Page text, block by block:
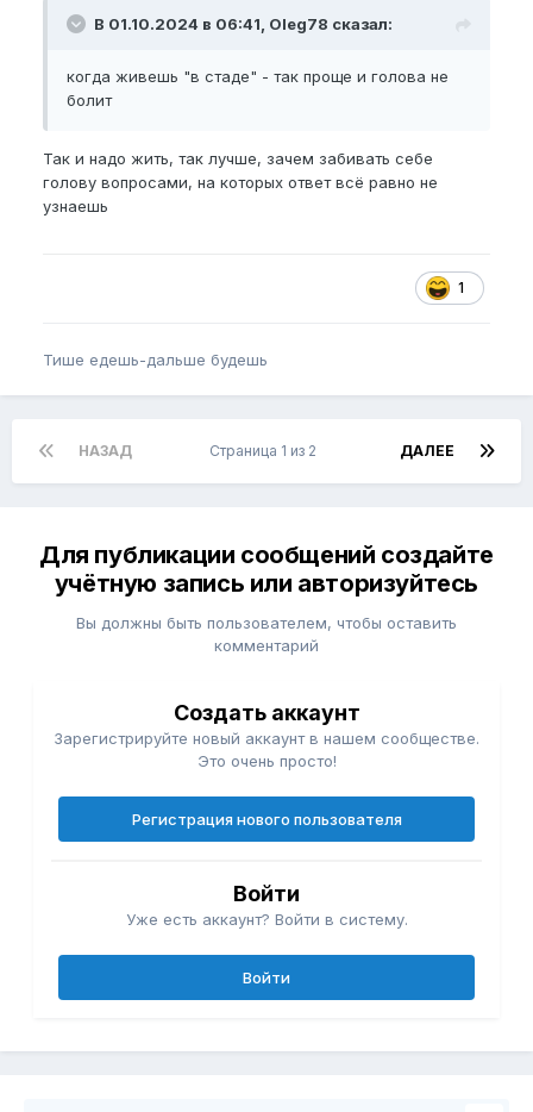
В 01.10.2024 в 06:41, Oleg78 сказал:
когда живешь "в стаде" - так проще и голова не
болит
Так и надо жить, так лучше, зачем забивать себе
голову вопросами, на которых ответ всё равно не
узнаешь
1
Тише едешь-дальше будешь
НАЗАД ДАЛЕЕ
Страница 1 из 2
Для публикации сообщений создайте
учётную запись или авторизуйтесь
Вы должны быть пользователем, чтобы оставить
комментарий
Создать аккаунт
Зарегистрируйте новый аккаунт в нашем сообществе.
Это очень просто!
Регистрация нового пользователя
Войти
Уже есть аккаунт? Войти в систему.
Войти